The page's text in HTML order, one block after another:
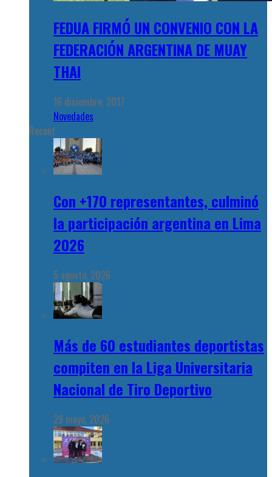
FEDUA FIRMÓ UN CONVENIO CON LA
FEDERACIÓN ARGENTINA DE MUAY
THAI
16 diciembre, 2017
Novedades
Recent
Con +170 representantes, culminó
la participación argentina en Lima
2026
5 agosto, 2026
Más de 60 estudiantes deportistas
compiten en la Liga Universitaria
Nacional de Tiro Deportivo
29 mayo, 2026